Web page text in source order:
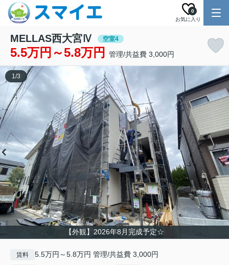
お気に入り
0
MELLAS西大宮Ⅳ 空室4
5.5万円～5.8万円 管理/共益費 3,000円
【外観】2026年8月完成予定☆
1/3
賃料 5.5万円～5.8万円 管理/共益費 3,000円